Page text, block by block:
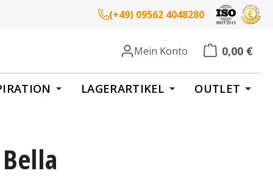
(+49) 09562 4048280
Mein Konto 0,00 €
Warenkorb
LAGERARTIKEL OUTLET